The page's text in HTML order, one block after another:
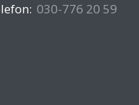
030-776 20 59